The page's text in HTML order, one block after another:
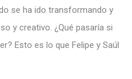
se ha ido transformando y
y creativo. ¿Qué pasaría si
Esto es lo que Felipe y Saúl